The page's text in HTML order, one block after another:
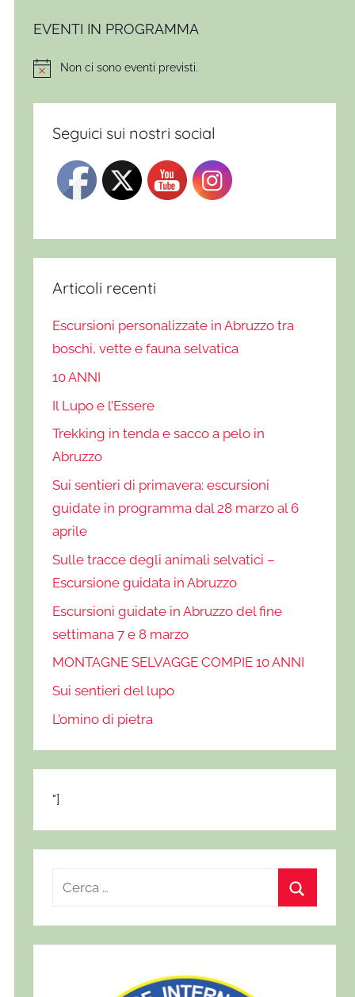
EVENTI IN PROGRAMMA
NoticeNon ci sono eventi previsti.
Seguici sui nostri social
Articoli recenti
Escursioni personalizzate in Abruzzo tra
boschi, vette e fauna selvatica
10 ANNI
Il Lupo e l’Essere
Trekking in tenda e sacco a pelo in
Abruzzo
Sui sentieri di primavera: escursioni
guidate in programma dal 28 marzo al 6
aprile
Sulle tracce degli animali selvatici –
Escursione guidata in Abruzzo
Escursioni guidate in Abruzzo del fine
settimana 7 e 8 marzo
MONTAGNE SELVAGGE COMPIE 10 ANNI
Sui sentieri del lupo
L’omino di pietra
"]
c
e